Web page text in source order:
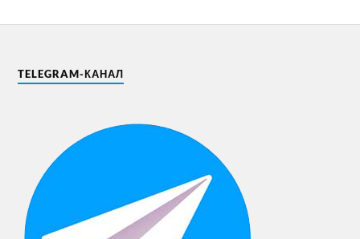
TELEGRAM-КАНАЛ